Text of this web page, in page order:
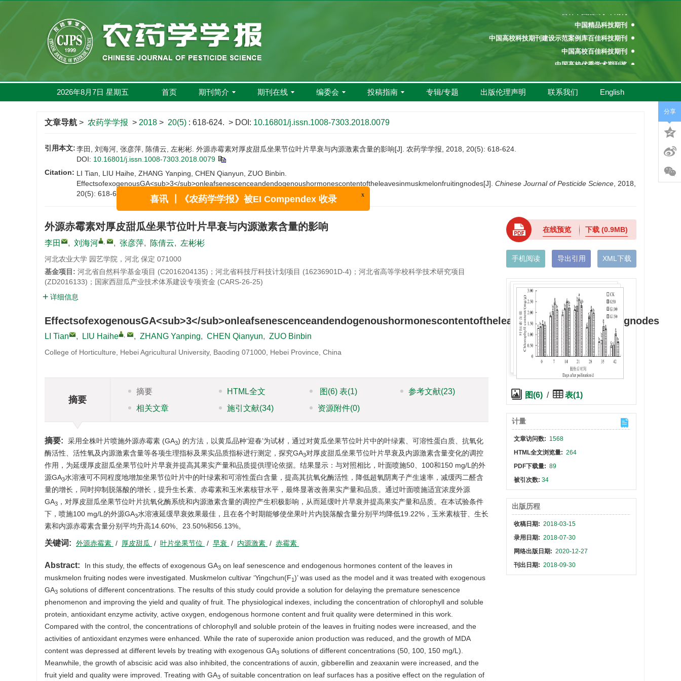
百种中国杰出学术期刊
中国精品科技期刊
中国高校科技期刊建设示范案例库百佳科技期刊
中国高校百佳科技期刊
中国高校优秀学术期刊奖
中国高校精品科技期刊
百种中国杰出学术期刊
中国精品科技期刊
2026年8月7日 星期五 首页 期刊简介 期刊在线 编委会 投稿指南 专辑/专题 出版伦理声明 联系我们 English
文章导航 > 农药学学报 > 2018 > 20(5) : 618-624. > DOI: 10.16801/j.issn.1008-7303.2018.0079
引用本文:李田, 刘海河, 张彦萍, 陈倩云, 左彬彬. 外源赤霉素对厚皮甜瓜坐果节位叶片早衰与内源激素含量的影响[J]. 农药学学报, 2018, 20(5): 618-624.
DOI: 10.16801/j.issn.1008-7303.2018.0079
Citation: LI Tian, LIU Haihe, ZHANG Yanping, CHEN Qianyun, ZUO Binbin.
EffectsofexogenousGA<sub>3</sub>onleafsenescenceandendogenoushormonescontentoftheleavesinmuskmelonfruitingnodes[J]. Chinese Journal of Pesticide Science , 2018,
20(5): 618-624.
10.16801/j.issn.1008-7303.2018.0079
外源赤霉素对厚皮甜瓜坐果节位叶片早衰与内源激素含量的影响
李田 , 刘海河 , , 张彦萍, 陈倩云, 左彬彬
河北农业大学 园艺学院，河北 保定 071000
基金项目: 河北省自然科学基金项目 (C2016204135)；河北省科技厅科技计划项目 (16236901D-4)；河北省高等学校科学技术研究项目
(ZD2016133)；国家西甜瓜产业技术体系建设专项资金 (CARS-26-25)
详细信息
EffectsofexogenousGA<sub>3</sub>onleafsenescenceandendogenoushormonescontentoftheleavesinmuskmelonfruitingnodes
LI Tian , LIU Haihe , , ZHANG Yanping, CHEN Qianyun, ZUO Binbin
College of Horticulture, Hebei Agricultural University, Baoding 071000, Hebei Province, China
摘要
摘要 HTML全文 图 (6) 表(1) 参考文献(23)
相关文章
施引文献(34) 资源附件(0)
摘要: 采用全株叶片喷施外源赤霉素 (GA3) 的方法，以黄瓜品种‘迎春’为试材，通过对黄瓜坐果节位叶片中的叶绿素、可溶性蛋白质、抗氧化
酶活性、活性氧及内源激素含量等各项生理指标及果实品质指标进行测定，探究GA3对厚皮甜瓜坐果节位叶片早衰及内源激素含量变化的调控
作用，为延缓厚皮甜瓜坐果节位叶片早衰并提高其果实产量和品质提供理论依据。结果显示：与对照相比，叶面喷施50、100和150 mg/L的外
源GA3水溶液可不同程度地增加坐果节位叶片中的叶绿素和可溶性蛋白含量，提高其抗氧化酶活性，降低超氧阴离子产生速率，减缓丙二醛含
量的增长，同时抑制脱落酸的增长，提升生长素、赤霉素和玉米素核苷水平，最终显著改善果实产量和品质。通过叶面喷施适宜浓度外源
GA3 ，对厚皮甜瓜坐果节位叶片抗氧化酶系统和内源激素含量的调控产生积极影响，从而延缓叶片早衰并提高果实产量和品质。在本试验条件
下，喷施100 mg/L的外源GA3水溶液延缓早衰效果最佳，且在各个时期能够使坐果叶片内脱落酸含量分别平均降低19.22%，玉米素核苷、生长
素和内源赤霉素含量分别平均升高14.60%、23.50%和56.13%。
关键词: 外源赤霉素 / 厚皮甜瓜 / 叶片坐果节位 / 早衰 / 内源激素 / 赤霉素
Abstract: In this study, the effects of exogenous GA3 on leaf senescence and endogenous hormones content of the leaves in
muskmelon fruiting nodes were investigated. Muskmelon cultivar ‘Yingchun(F1)’ was used as the model and it was treated with exogenous
GA3 solutions of different concentrations. The results of this study could provide a solution for delaying the premature senescence
phenomenon and improving the yield and quality of fruit. The physiological indexes, including the concentration of chlorophyll and soluble
protein, antioxidant enzyme activity, active oxygen, endogenous hormone content and fruit quality were determined in this work.
Compared with the control, the concentrations of chlorophyll and soluble protein of the leaves in fruiting nodes were increased, and the
activities of antioxidant enzymes were enhanced. While the rate of superoxide anion production was reduced, and the growth of MDA
content was depressed at different levels by treating with exogenous GA3 solutions of different concentrations (50, 100, 150 mg/L).
Meanwhile, the growth of abscisic acid was also inhibited, the concentrations of auxin, gibberellin and zeaxanin were increased, and the
fruit yield and quality were improved. Treating with GA3 of suitable concentration on leaf surfaces has a positive effect on the regulation of
在线预览 下载(0.9MB)
手机阅读 导出引用 XML下载
图(6) / 表(1)
计量
文章访问数: 1568
HTML全文浏览量: 264
PDF下载量: 89
被引次数:34
出版历程
收稿日期: 2018-03-15
录用日期: 2018-07-30
网络出版日期: 2020-12-27
刊出日期: 2018-09-30
分享